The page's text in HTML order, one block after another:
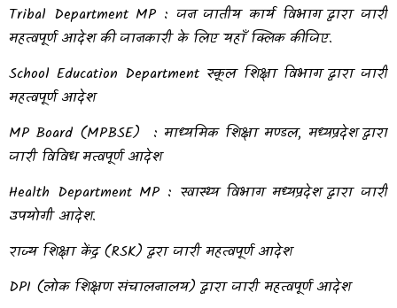
Tribal Department MP : जन जातीय कार्य विभाग द्वारा जारी
महत्वपूर्ण आदेश की जानकारी के लिए यहाँ क्लिक कीजिए.
School Education Department स्कूल शिक्षा विभाग द्वारा जारी
महत्वपूर्ण आदेश
MP Board (MPBSE) : माध्यमिक शिक्षा मण्डल, मध्यप्रदेश द्वारा
जारी विविध मत्वपूर्ण आदेश
Health Department MP : स्वास्थ्य विभाग मध्यप्रदेश द्वारा जारी
उपयोगी आदेश.
राज्य शिक्षा केंद्र (RSK) द्वरा जारी महत्वपूर्ण आदेश
DPI (लोक शिक्षण संचालनालय) द्वारा जारी महत्वपूर्ण आदेश